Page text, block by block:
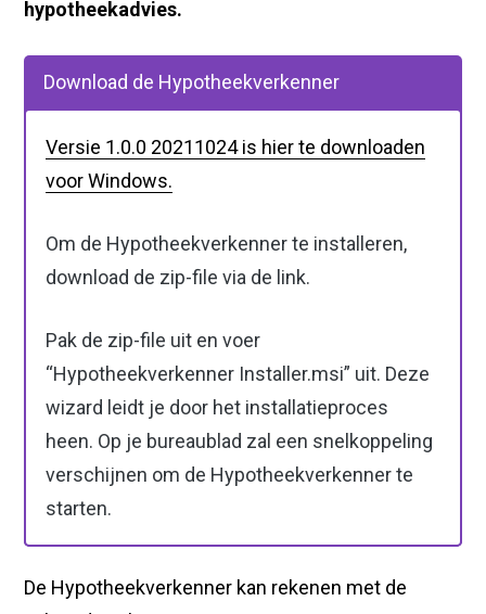
hypotheekadvies.
Download de Hypotheekverkenner
Versie 1.0.0 20211024 is hier te downloaden
voor Windows.
Om de Hypotheekverkenner te installeren,
download de zip-file via de link.
Pak de zip-file uit en voer
“Hypotheekverkenner Installer.msi” uit. Deze
wizard leidt je door het installatieproces
heen. Op je bureaublad zal een snelkoppeling
verschijnen om de Hypotheekverkenner te
starten.
De Hypotheekverkenner kan rekenen met de